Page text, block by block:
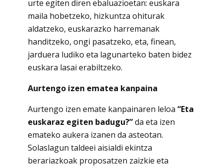
urte egiten diren ebaluazioetan: euskara
maila hobetzeko, hizkuntza ohiturak
aldatzeko, euskarazko harremanak
handitzeko, ongi pasatzeko, eta, finean,
jarduera ludiko eta lagunarteko baten bidez
euskara lasai erabiltzeko.
Aurtengo izen ematea kanpaina
Aurtengo izen emate kanpainaren leloa “Eta
euskaraz egiten badugu?”da eta izen
emateko aukera izanen da asteotan.
Solaslagun taldeei aisialdi ekintza
berariazkoak proposatzen zaizkie eta